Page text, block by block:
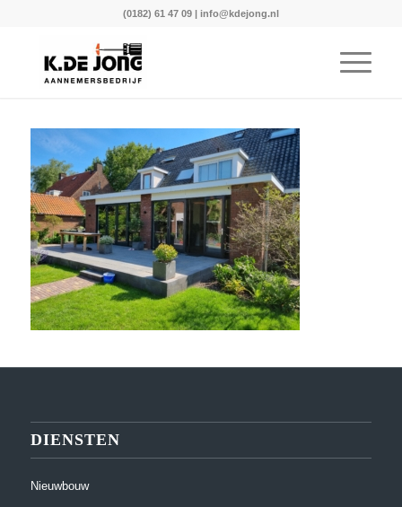
(0182) 61 47 09| info@kdejong.nl
DIENSTEN
Nieuwbouw